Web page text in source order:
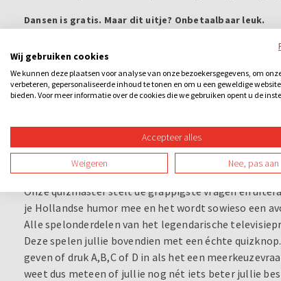
Dansen is gratis. Maar dit uitje? Onbetaalbaar leuk.
Komt deze tekst je bekend voor? Dan zit je elke
mogelijk is om zelf ook het welbekende
begeleiding van een enthousiaste quizmaster
Ik hou van Holland speel je bij DoeNederland
Er wacht een oer-Hollandse quizmaster op jullie
komen de gekste en leukste vragen in deze
Onze quizmaster stelt de grappigste vragen en
je Hollandse humor mee en het wordt sowieso een
Alle spelonderdelen van het legendarische
Deze spelen jullie bovendien met een échte
geven of druk A,B,C of D in als het een
weet dus meteen of jullie nog nét iets beter jullie
Wij gebruiken cookies
We kunnen deze plaatsen voor analyse van onze bezoekersgegevens, om
verbeteren, gepersonaliseerde inhoud te tonen en om u een geweldige
bieden. Voor meer informatie over de cookies die we gebruiken opent u de
Accepteer alles
Weigeren Nee, pas aan